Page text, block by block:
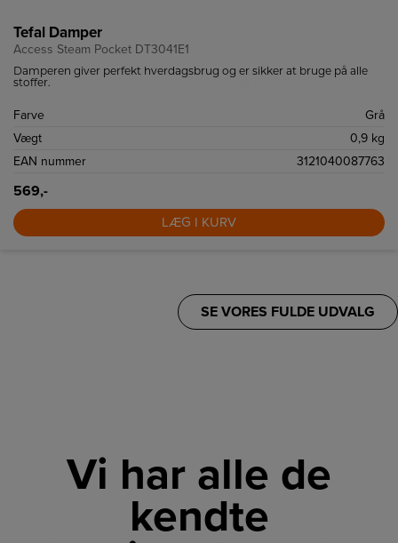
Tefal Damper
Access Steam Pocket DT3041E1
Damperen giver perfekt hverdagsbrug og er sikker at bruge på alle
stoffer.
Farve
Grå
Vægt
0,9 kg
EAN nummer
3121040087763
569,-
LÆG I KURV
SE VORES FULDE UDVALG
Vi har alle de
kendte